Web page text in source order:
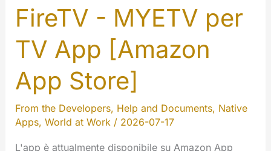
FireTV - MYETV per
TV App [Amazon
App Store]
From the Developers, Help and Documents, Native
Apps, World at Work / 2026-07-17
L'app è attualmente disponibile su Amazon App